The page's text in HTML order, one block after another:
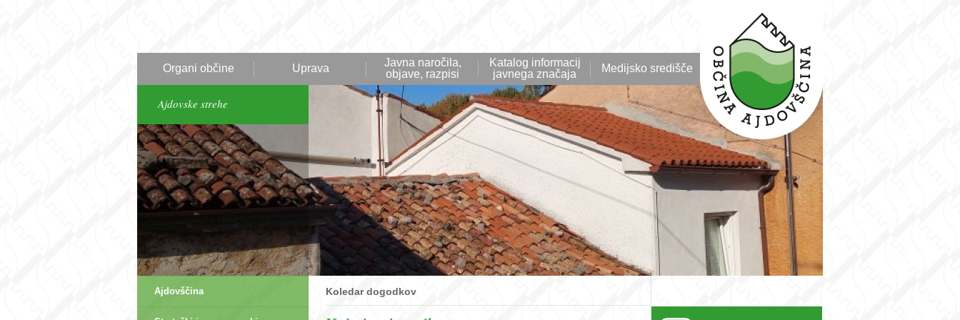
Organi občine Uprava
Javna naročila,
objave, razpisi
Katalog informacij
javnega značaja
Medijsko središče
Ajdovske strehe
Ajdovščina Koledar dogodkov